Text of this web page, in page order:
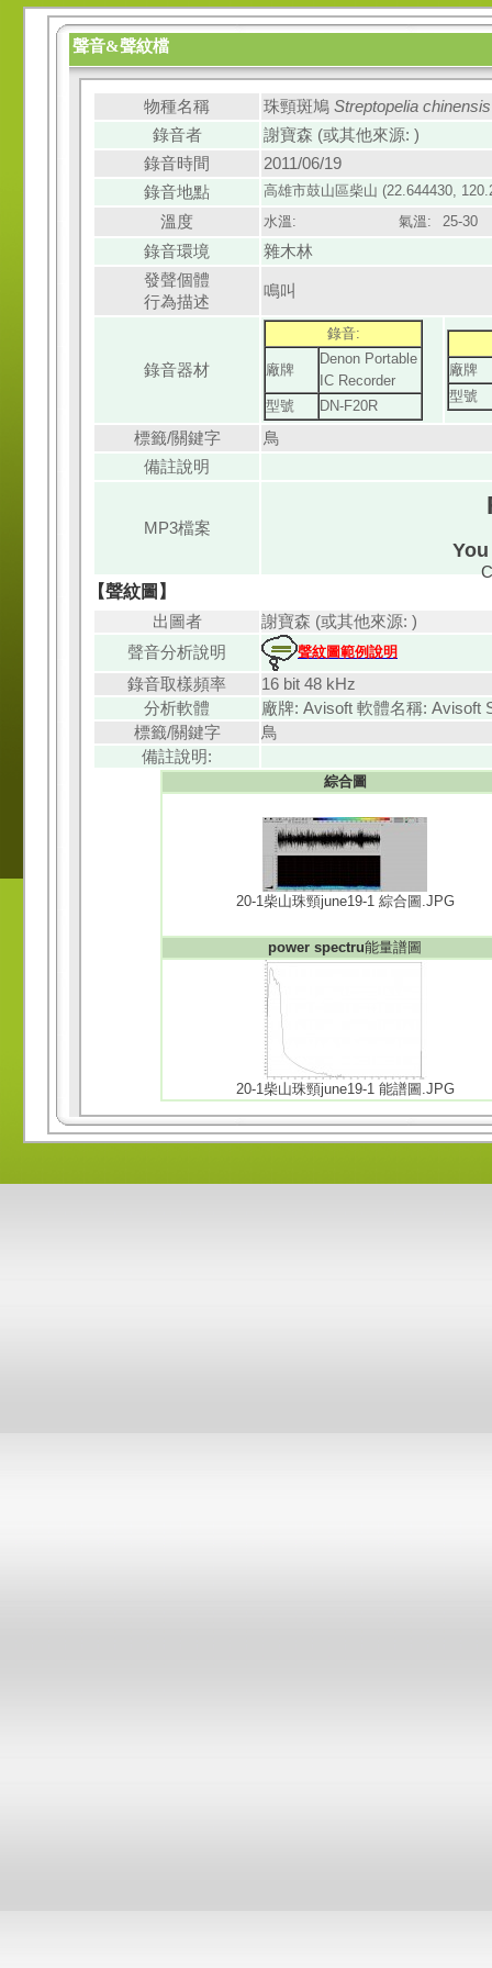
聲音&聲紋檔
物種名稱 珠頸斑鳩 Streptopelia
錄音者
謝寶森 (或其他來源: )
錄音時間
2011/06/19
錄音地點
高雄市鼓山區柴山 (22.644430,
溫度 水溫: 氣溫: 25-30
錄音環境
雜木林
發聲個體
行為描述
鳴叫
錄音器材
錄音:
廠牌
Denon Portable
IC Recorder
型號
DN-F20R
廠牌
型號
標籤/關鍵字
鳥
備註說明
MP3檔案
【聲紋圖】
出圖者
謝寶森 (或其他來源: )
聲音分析說明
聲紋圖範例說明
錄音取樣頻率
16 bit 48 kHz
分析軟體
廠牌: Avisoft 軟體名稱: Avisoft
標籤/關鍵字
鳥
備註說明:
綜合圖
20-1柴山珠頸june19-1 綜合圖.JPG
power spectru能量譜圖
20-1柴山珠頸june19-1 能譜圖.JPG